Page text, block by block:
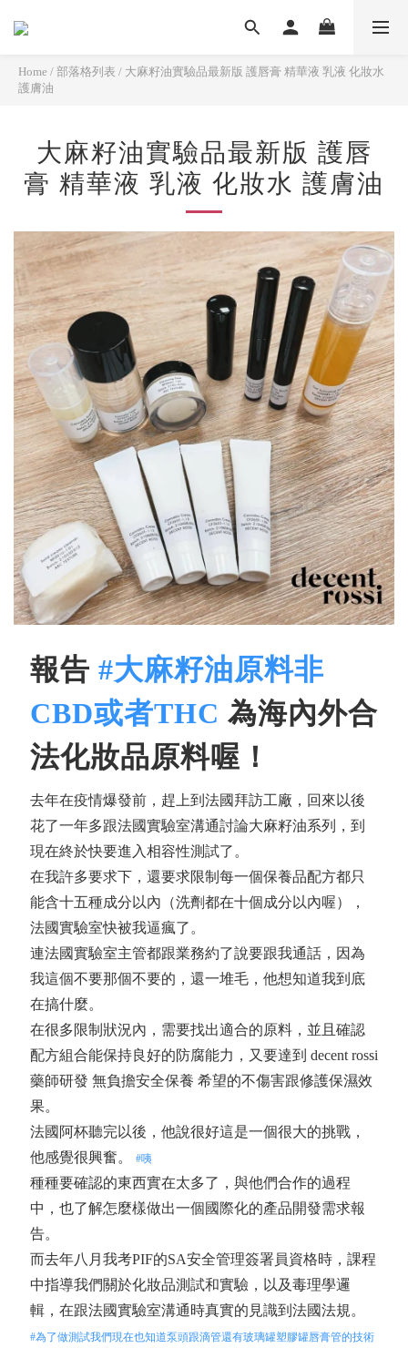
Home / 部落格列表 / 大麻籽油實驗品最新版 護唇膏 精華液 乳液 化妝水
護膚油
大麻籽油實驗品最新版 護唇
膏 精華液 乳液 化妝水 護膚油
報告 #大麻籽油原料非
CBD或者THC 為海內外合
法化妝品原料喔！
去年在疫情爆發前，趕上到法國拜訪工廠，回來以後
花了一年多跟法國實驗室溝通討論大麻籽油系列，到
現在終於快要進入相容性測試了。
在我許多要求下，還要求限制每一個保養品配方都只
能含十五種成分以內（洗劑都在十個成分以內喔），
法國實驗室快被我逼瘋了。
連法國實驗室主管都跟業務約了說要跟我通話，因為
我這個不要那個不要的，還一堆毛，他想知道我到底
在搞什麼。
在很多限制狀況內，需要找出適合的原料，並且確認
配方組合能保持良好的防腐能力，又要達到 decent rossi
藥師研發 無負擔安全保養 希望的不傷害跟修護保濕效
果。
法國阿杯聽完以後，他說很好這是一個很大的挑戰，
他感覺很興奮。
#咦
種種要確認的東西實在太多了，與他們合作的過程
中，也了解怎麼樣做出一個國際化的產品開發需求報
告。
而去年八月我考PIF的SA安全管理簽署員資格時，課程
中指導我們關於化妝品測試和實驗，以及毒理學邏
輯，在跟法國實驗室溝通時真實的見識到法國法規。
#為了做測試我們現在也知道泵頭跟滴管還有玻璃罐塑膠罐唇膏管的技術